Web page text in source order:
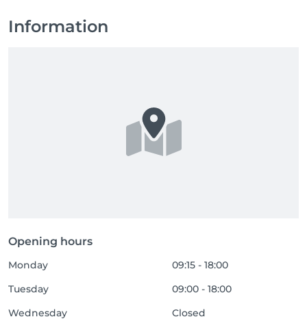
Information
Opening hours
Monday
09:15 - 18:00
Tuesday
09:00 - 18:00
Wednesday
Closed